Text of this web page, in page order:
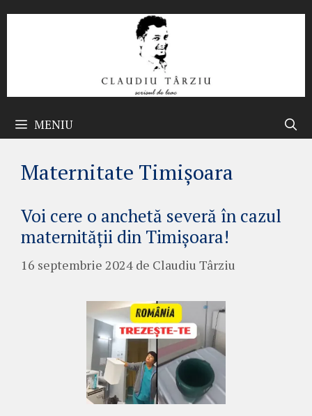
MENIU
Maternitate Timișoara
Voi cere o anchetă severă în cazul
maternității din Timișoara!
16 septembrie 2024 de Claudiu Târziu